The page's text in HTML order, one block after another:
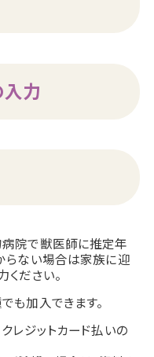
力
院で獣医師に推定年
らない場合は家族に迎
ださい。
も加入できます。
レジットカード払いの